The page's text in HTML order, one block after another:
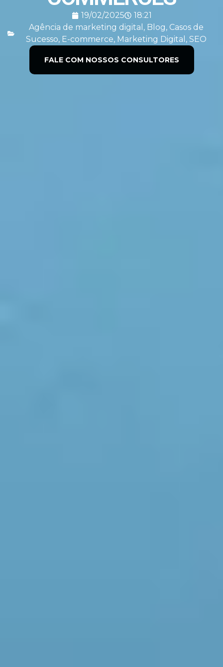
19/02/2025
18:21
Agência de marketing digital , Blog, Casos de
Sucesso, E-commerce, Marketing Digital , SEO
FALE COM NOSSOS CONSULTORES